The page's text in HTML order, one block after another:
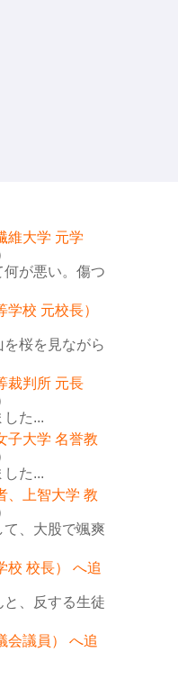
維大学 元学
何が悪い。傷つ
校 元校長）
を桜を見ながら
裁判所 元長
した...
子大学 名誉教
した...
、上智大学 教
て、大股で颯爽
校 校長） へ追
と、反する生徒
会議員） へ追